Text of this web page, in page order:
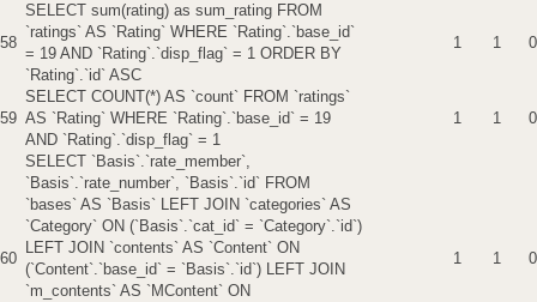
58
SELECT sum(rating) as sum_rating FROM
`ratings` AS `Rating` WHERE `Rating`.`base_id`
= 19 AND `Rating`.`disp_flag` = 1 ORDER BY
`Rating`.`id` ASC
1 1 0
59
SELECT COUNT(*) AS `count` FROM `ratings`
AS `Rating` WHERE `Rating`.`base_id` = 19
AND `Rating`.`disp_flag` = 1
1 1 0
60
SELECT `Basis`.`rate_member`,
`Basis`.`rate_number`, `Basis`.`id` FROM
`bases` AS `Basis` LEFT JOIN `categories` AS
`Category` ON (`Basis`.`cat_id` = `Category`.`id`)
LEFT JOIN `contents` AS `Content` ON
(`Content`.`base_id` = `Basis`.`id`) LEFT JOIN
`m_contents` AS `MContent` ON
1 1 0